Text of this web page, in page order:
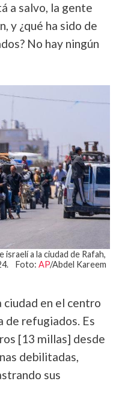
a salvo, la gente
y ¿qué ha sido de
No hay ningún
a la ciudad de Rafah,
Foto: AP/Abdel Kareem
ciudad en el centro
de refugiados. Es
[13 millas] desde
debilitadas,
sus